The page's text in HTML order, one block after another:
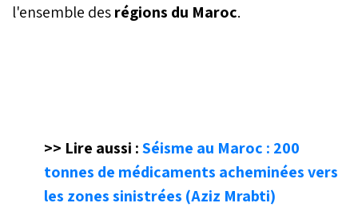
l'ensemble desrégions du Maroc.
>> Lire aussi :Séisme au Maroc : 200
tonnes de médicaments acheminées vers
les zones sinistrées (Aziz Mrabti)